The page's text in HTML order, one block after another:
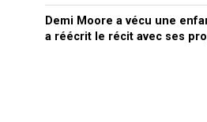
Demi Moore a vécu une
a réécrit le récit avec ses